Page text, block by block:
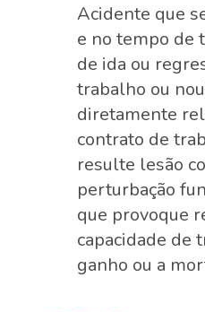
Acidente que
e no tempo de
de ida ou
trabalho ou
diretamente
contrato de
resulte lesão
perturbação
que provoque
capacidade de
ganho ou a